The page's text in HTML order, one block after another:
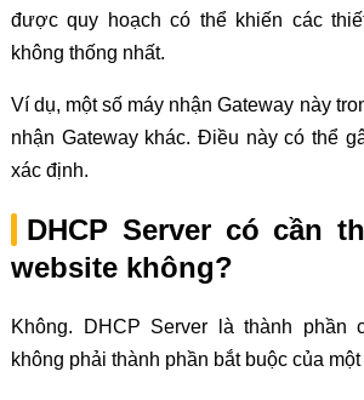
được quy hoạch có thể khiến các
không thống nhất.
Ví dụ, một số máy nhận Gateway này
nhận Gateway khác. Điều này có thể
xác định.
DHCP Server có cần
website không?
Không. DHCP Server là thành phần
không phải thành phần bắt buộc của